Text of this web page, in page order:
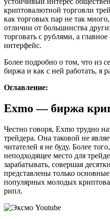
криптовалютной торговли
как торговых пар не так
отличии от большинства
торговать с рублями, а
интерфейс.
Более подробно о том, что из
биржа и как с ней работать, я
Оглавление:
Exmo — биржа
Честно говоря, Exmo трудно
трейдера. Она таковой не
читателей я не буду. Более
неподходящее место для
зарабатывать, совершая
представлены только
популярных молодых
рипл.